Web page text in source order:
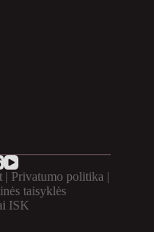
| Privatumo politika |
taisyklės
ISK